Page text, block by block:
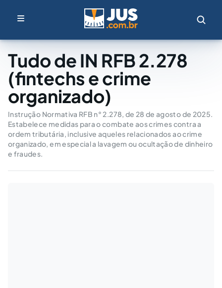
Tudo de IN RFB 2.278
(fintechs e crime
organizado)
Instrução Normativa RFB n° 2.278, de 28 de agosto de 2025.
Estabelece medidas para o combate aos crimes contra a
ordem tributária, inclusive aqueles relacionados ao crime
organizado, em especial a lavagem ou ocultação de dinheiro
e fraudes.